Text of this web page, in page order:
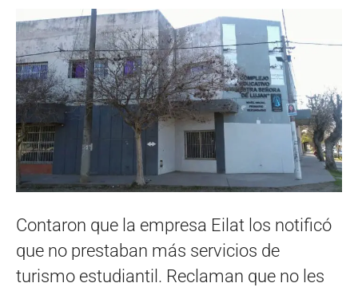
Contaron que la empresa Eilat los notificó
que no prestaban más servicios de
turismo estudiantil. Reclaman que no les